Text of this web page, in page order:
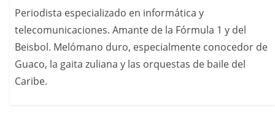
Periodista especializado en informática y
telecomunicaciones. Amante de la Fórmula 1 y del
Beisbol. Melómano duro, especialmente conocedor de
Guaco, la gaita zuliana y las orquestas de baile del
Caribe.